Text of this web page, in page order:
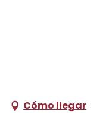
Cómo llegar